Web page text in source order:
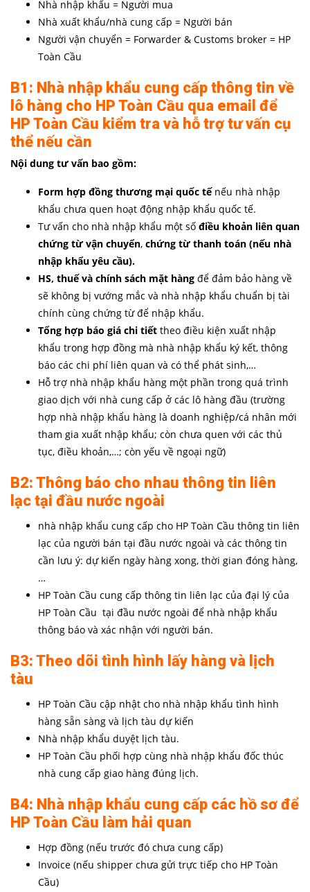
Nhà nhập khẩu = Người mua
Nhà xuất khẩu/nhà cung cấp = Người bán
Người vận chuyển = Forwarder & Customs broker = HP
Toàn Cầu
B1: Nhà nhập khẩu cung cấp thông tin về
lô hàng cho HP Toàn Cầu qua email để
HP Toàn Cầu kiểm tra và hỗ trợ tư vấn cụ
thể nếu cần
Nội dung tư vấn bao gồm:
Form hợp đồng thương mại quốc tếnếu nhà nhập
khẩu chưa quen hoạt động nhập khẩu quốc tế.
Tư vấn cho nhà nhập khẩu một số điều khoản liên quan
chứng từ vận chuyển, chứng từ thanh toán (nếu nhà
nhập khẩu yêu cầu).
HS, thuế và chính sách mặt hàng để đảm bảo hàng về
sẽ không bị vướng mắc và nhà nhập khẩu chuẩn bị tài
chính cùng chứng từ để nhập khẩu.
Tổng hợp báo giá chi tiết theo điều kiện xuất nhập
khẩu trong hợp đồng mà nhà nhập khẩu ký kết, thông
báo các chi phí liên quan và có thể phát sinh,…
Hỗ trợ nhà nhập khẩu hàng một phần trong quá trình
giao dịch với nhà cung cấp ở các lô hàng đầu (trường
hợp nhà nhập khẩu hàng là doanh nghiệp/cá nhân mới
tham gia xuất nhập khẩu; còn chưa quen với các thủ
tục, điều khoản,…; còn yếu về ngoại ngữ)
B2: Thông báo cho nhau thông tin liên
lạc tại đầu nước ngoài
nhà nhập khẩu cung cấp cho HP Toàn Cầu thông tin liên
lạc của người bán tại đầu nước ngoài và các thông tin
cần lưu ý: dự kiến ngày hàng xong, thời gian đóng hàng,
…
HP Toàn Cầu cung cấp thông tin liên lạc của đại lý của
HP Toàn Cầu tại đầu nước ngoài để nhà nhập khẩu
thông báo và xác nhận với người bán.
B3: Theo dõi tình hình lấy hàng và lịch
tàu
HP Toàn Cầu cập nhật cho nhà nhập khẩu tình hình
hàng sẵn sàng và lịch tàu dự kiến
Nhà nhập khẩu duyệt lịch tàu.
HP Toàn Cầu phối hợp cùng nhà nhập khẩu đốc thúc
nhà cung cấp giao hàng đúng lịch.
B4: Nhà nhập khẩu cung cấp các hồ sơ để
HP Toàn Cầu làm hải quan
Hợp đồng (nếu trước đó chưa cung cấp)
Invoice (nếu shipper chưa gửi trực tiếp cho HP Toàn
Cầu)